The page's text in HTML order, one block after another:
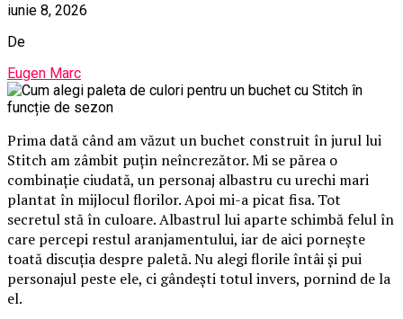
iunie 8, 2026
De
Eugen Marc
Prima dată când am văzut un buchet construit în jurul lui
Stitch am zâmbit puțin neîncrezător. Mi se părea o
combinație ciudată, un personaj albastru cu urechi mari
plantat în mijlocul florilor. Apoi mi-a picat fisa. Tot
secretul stă în culoare. Albastrul lui aparte schimbă felul în
care percepi restul aranjamentului, iar de aici pornește
toată discuția despre paletă. Nu alegi florile întâi și pui
personajul peste ele, ci gândești totul invers, pornind de la
el.